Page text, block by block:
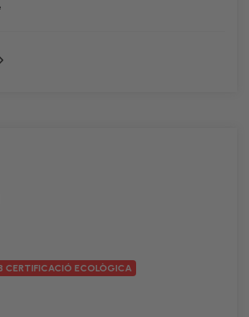
CERTIFICACIÓ ECOLÒGICA